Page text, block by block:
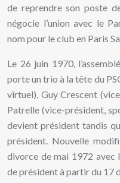
de reprendre son poste
négocie l’union avec le
nom pour le club en Paris
Le 26 juin 1970,
porte un trio à la tête du
virtuel), Guy Crescent
Patrelle (vice-président,
devient président tandis
président. Nouvelle
divorce de mai 1972 avec
de président à partir du 17